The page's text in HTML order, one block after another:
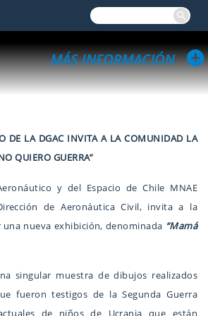
DE LA DGAC INVITA A LA COMUNIDAD LA
QUIERO GUERRA”
y del Espacio de Chile MNAE
de Aeronáutica Civil, invita a la
nueva exhibición, denominada “Mamá
singular muestra de dibujos realizados
fueron testigos de la Segunda Guerra
de niños de Ucrania que están